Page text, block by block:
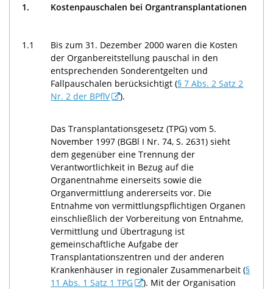
1. Kostenpauschalen bei Organtransplantationen
1.1
Bis zum 31. Dezember 2000 waren die Kosten
der Organbereitstellung pauschal in den
entsprechenden Sonderentgelten und
Fallpauschalen berücksichtigt (§ 7 Abs. 2 Satz 2
Nr. 2 der BPflV
).
Das Transplantationsgesetz (TPG) vom 5.
November 1997 (BGBl I Nr. 74, S. 2631) sieht
dem gegenüber eine Trennung der
Verantwortlichkeit in Bezug auf die
Organentnahme einerseits sowie die
Organvermittlung andererseits vor. Die
Entnahme von vermittlungspflichtigen Organen
einschließlich der Vorbereitung von Entnahme,
Vermittlung und Übertragung ist
gemeinschaftliche Aufgabe der
Transplantationszentren und der anderen
Krankenhäuser in regionaler Zusammenarbeit (§
11 Abs. 1 Satz 1 TPG
). Mit der Organisation